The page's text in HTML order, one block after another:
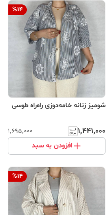
%14
شومیز زنانه خامه‌دوزی راه‌راه طوسی
۱٬۴۴۱٬۰۰۰ ۱٬۶۹۵٬۰۰۰
افزودن به سبد
%14